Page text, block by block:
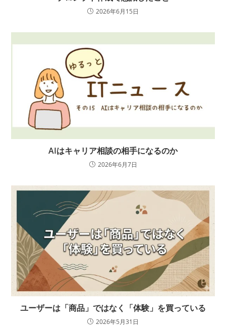
2026年6月15日
AIはキャリア相談の相手になるのか
2026年6月7日
ユーザーは「商品」ではなく「体験」を買っている
2026年5月31日